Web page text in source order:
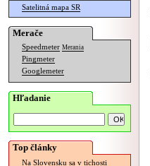
Satelitná mapa SR
Merače
Speedmeter Merania
Pingmeter
Googlemeter
Hľadanie
Top články
Na Slovensku sa v tichosti